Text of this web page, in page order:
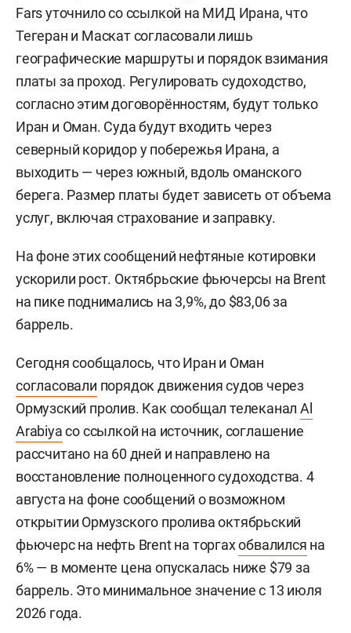
Fars уточнило со ссылкой на МИД Ирана, что
Тегеран и Маскат согласовали лишь
географические маршруты и порядок взимания
платы за проход. Регулировать судоходство,
согласно этим договорённостям, будут только
Иран и Оман. Суда будут входить через
северный коридор у побережья Ирана, а
выходить — через южный, вдоль оманского
берега. Размер платы будет зависеть от объема
услуг, включая страхование и заправку.
На фоне этих сообщений нефтяные котировки
ускорили рост. Октябрьские фьючерсы на Brent
на пике поднимались на 3,9%, до $83,06 за
баррель.
Сегодня сообщалось, что Иран и Оман
согласовали порядок движения судов через
Ормузский пролив. Как сообщал телеканал Al
Arabiyaсо ссылкой на источник, соглашение
рассчитано на 60 дней и направлено на
восстановление полноценного судоходства. 4
августа на фоне сообщений о возможном
открытии Ормузского пролива октябрьский
фьючерс на нефть Brent на торгахобвалился на
6% — в моменте цена опускалась ниже $79 за
баррель. Это минимальное значение с 13 июля
2026 года.